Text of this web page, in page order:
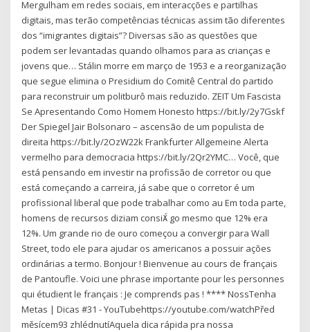
Mergulham em redes sociais, em interacções e partilhas
digitais, mas terão competências técnicas assim tão diferentes
dos “imigrantes digitais”? Diversas são as questões que
podem ser levantadas quando olhamos para as crianças e
jovens que… Stálin morre em março de 1953 e a reorganização
que segue elimina o Presidium do Comitê Central do partido
para reconstruir um politburô mais reduzido. ZEIT Um Fascista
Se Apresentando Como Homem Honesto https://bit.ly/2y7Gskf
Der Spiegel Jair Bolsonaro – ascensão de um populista de
direita https://bit.ly/2OzW22k Frankfurter Allgemeine Alerta
vermelho para democracia https://bit.ly/2Qr2YMC… Você, que
está pensando em investir na profissão de corretor ou que
está começando a carreira, já sabe que o corretor é um
profissional liberal que pode trabalhar como au Em toda parte,
homens de recursos diziam consi go mesmo que 12% era
12%. Um grande rio de ouro começou a convergir para Wall
Street, todo ele para ajudar os americanos a possuir ações
ordinárias a termo. Bonjour ! Bienvenue au cours de français
de Pantoufle. Voici une phrase importante pour les personnes
qui étudient le français : Je comprends pas ! **** NossTenha
Metas | Dicas #31 - YouTubehttps://youtube.com/watchPřed
měsícem93 zhlédnutíAquela dica rápida pra nossa